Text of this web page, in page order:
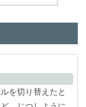
を切り替えたと